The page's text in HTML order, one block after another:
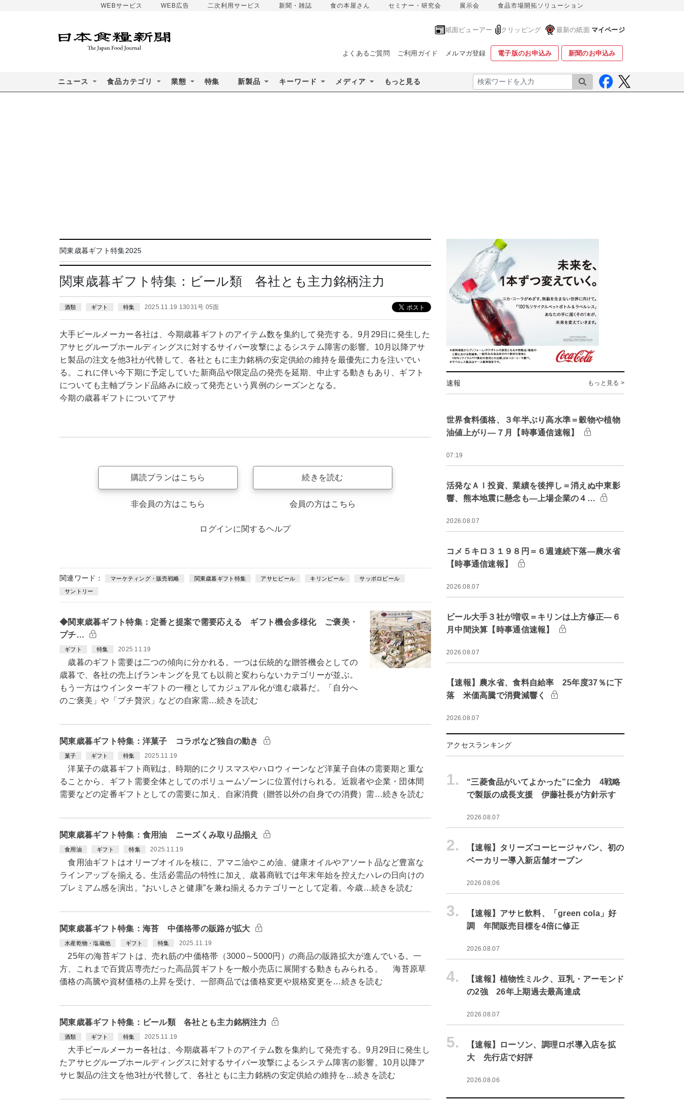
WEBサービス WEB広告 二次利用サービス 新聞・雑誌 食の本屋さん セミナー・研究会 展示会 食品市場開拓ソリューション
紙面ビューアー クリッピング 最新の紙面 マイページ
よくあるご質問 ご利用ガイド メルマガ登録 電子版のお申込み 新聞のお申込み
ニュース 食品カテゴリ 業態 特集 新製品 キーワード メディア もっと見る 検索
関東歳暮ギフト特集2025
関東歳暮ギフト特集：ビール類 各社とも主力銘柄注力
酒類 ギフト 特集 2025.11.19 13031号 05面
大手ビールメーカー各社は、今期歳暮ギフトのアイテム数を集約して発売する。9月29日に発生した
アサヒグループホールディングスに対するサイバー攻撃によるシステム障害の影響。10月以降アサ
ヒ製品の注文を他3社が代替して、各社ともに主力銘柄の安定供給の維持を最優先に力を注いでい
る。これに伴い今下期に予定していた新商品や限定品の発売を延期、中止する動きもあり、ギフト
についても主軸ブランド品絡みに絞って発売という異例のシーズンとなる。
今期の歳暮ギフトについてアサ
購読プランはこちら
非会員の方はこちら
続きを読む
会員の方はこちら
ログインに関するヘルプ
関連ワード： マーケティング・販売戦略 関東歳暮ギフト特集 アサヒビール キリンビール サッポロビール
サントリー
◆関東歳暮ギフト特集：定番と提案で需要応える ギフト機会多様化 ご褒美・
プチ…
ギフト 特集 2025.11.19
歳暮のギフト需要は二つの傾向に分かれる。一つは伝統的な贈答機会としての
歳暮で、各社の売上げランキングを見ても以前と変わらないカテゴリーが並ぶ。
もう一方はウインターギフトの一種としてカジュアル化が進む歳暮だ。「自分へ
のご褒美」や「プチ贅沢」などの自家需…続きを読む
関東歳暮ギフト特集：洋菓子 コラボなど独自の動き
菓子 ギフト 特集 2025.11.19
洋菓子の歳暮ギフト商戦は、時期的にクリスマスやハロウィーンなど洋菓子自体の需要期と重な
ることから、ギフト需要全体としてのボリュームゾーンに位置付けられる。近親者や企業・団体間
需要などの定番ギフトとしての需要に加え、自家消費（贈答以外の自身での消費）需…続きを読む
関東歳暮ギフト特集：食用油 ニーズくみ取り品揃え
食用油 ギフト 特集 2025.11.19
食用油ギフトはオリーブオイルを核に、アマニ油やこめ油、健康オイルやアソート品など豊富な
ラインアップを揃える。生活必需品の特性に加え、歳暮商戦では年末年始を控えたハレの日向けの
プレミアム感を演出。“おいしさと健康”を兼ね揃えるカテゴリーとして定着。今歳…続きを読む
関東歳暮ギフト特集：海苔 中価格帯の販路が拡大
水産乾物・塩蔵他 ギフト 特集 2025.11.19
25年の海苔ギフトは、売れ筋の中価格帯（3000～5000円）の商品の販路拡大が進んでいる。一
方、これまで百貨店専売だった高品質ギフトを一般小売店に展開する動きもみられる。 海苔原草
価格の高騰や資材価格の上昇を受け、一部商品では価格変更や規格変更を…続きを読む
関東歳暮ギフト特集：ビール類 各社とも主力銘柄注力
酒類 ギフト 特集 2025.11.19
大手ビールメーカー各社は、今期歳暮ギフトのアイテム数を集約して発売する。9月29日に発生し
たアサヒグループホールディングスに対するサイバー攻撃によるシステム障害の影響。10月以降ア
サヒ製品の注文を他3社が代替して、各社ともに主力銘柄の安定供給の維持を…続きを読む
速報 もっと見る >
世界食料価格、３年半ぶり高水準＝穀物や植物
油値上がり―７月【時事通信速報】
07:19
活発なＡＩ投資、業績を後押し＝消えぬ中東影
響、熊本地震に懸念も―上場企業の４…
2026.08.07
コメ５キロ３１９８円＝６週連続下落―農水省
【時事通信速報】
2026.08.07
ビール大手３社が増収＝キリンは上方修正―６
月中間決算【時事通信速報】
2026.08.07
【速報】農水省、食料自給率 25年度37％に下
落 米価高騰で消費減響く
2026.08.07
アクセスランキング
1.
“三菱食品がいてよかった”に全力 4戦略
で製販の成長支援 伊藤社長が方針示す
2026.08.07
2.
【速報】タリーズコーヒージャパン、初の
ベーカリー導入新店舗オープン
2026.08.06
3.
【速報】アサヒ飲料、「green cola」好
調 年間販売目標を4倍に修正
2026.08.07
4.
【速報】植物性ミルク、豆乳・アーモンド
の2強 26年上期過去最高達成
2026.08.07
5.
【速報】ローソン、調理ロボ導入店を拡
大 先行店で好評
2026.08.06